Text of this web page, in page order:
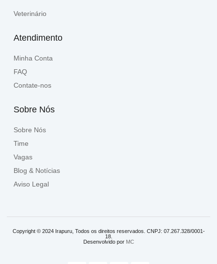
Veterinário
Atendimento
Minha Conta
FAQ
Contate-nos
Sobre Nós
Sobre Nós
Time
Vagas
Blog & Notícias
Aviso Legal
Copyright © 2024 Irapuru, Todos os direitos reservados. CNPJ: 07.267.328/0001-
18.
Desenvolvido por MC